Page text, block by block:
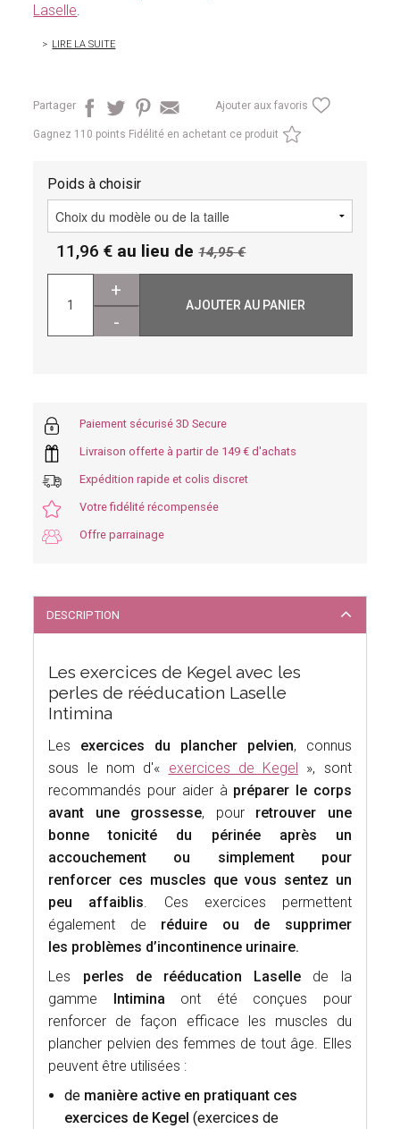
Laselle
LIRE LA SUITE
Partager Ajouter aux favoris
Gagnez 110 points Fidélité en achetant ce produit
Poids à choisir
11,96 au lieu de14,95
+
-
AJOUTER AU PANIER
Paiement sécurisé 3D Secure
Livraison offerte à partir de 149 € d'achats
Expédition rapide et colis discret
Votre fidélité récompensée
Offre parrainage
DESCRIPTION
Les exercices de Kegel avec les
perles de rééducation Laselle
Intimina
Les exercices du plancher pelvien, connus
sous le nom d'« exercices de Kegel
», sont
recommandés pour aider à préparer le corps
avant une grossesse, pour retrouver une
bonne tonicité du périnée après un
accouchement
ou simplement pour
renforcer ces muscles que vous sentez un
peu affaiblis. Ces exercices permettent
également de réduire ou de supprimer
les problèmes d’incontinence urinaire.
Les perles de rééducation Laselle de la
gamme
Intimina ont été conçues pour
renforcer de façon efficace les muscles du
plancher pelvien des femmes de tout âge. Elles
peuvent être utilisées :
de manière active en pratiquant ces
exercices de Kegel (exercices de